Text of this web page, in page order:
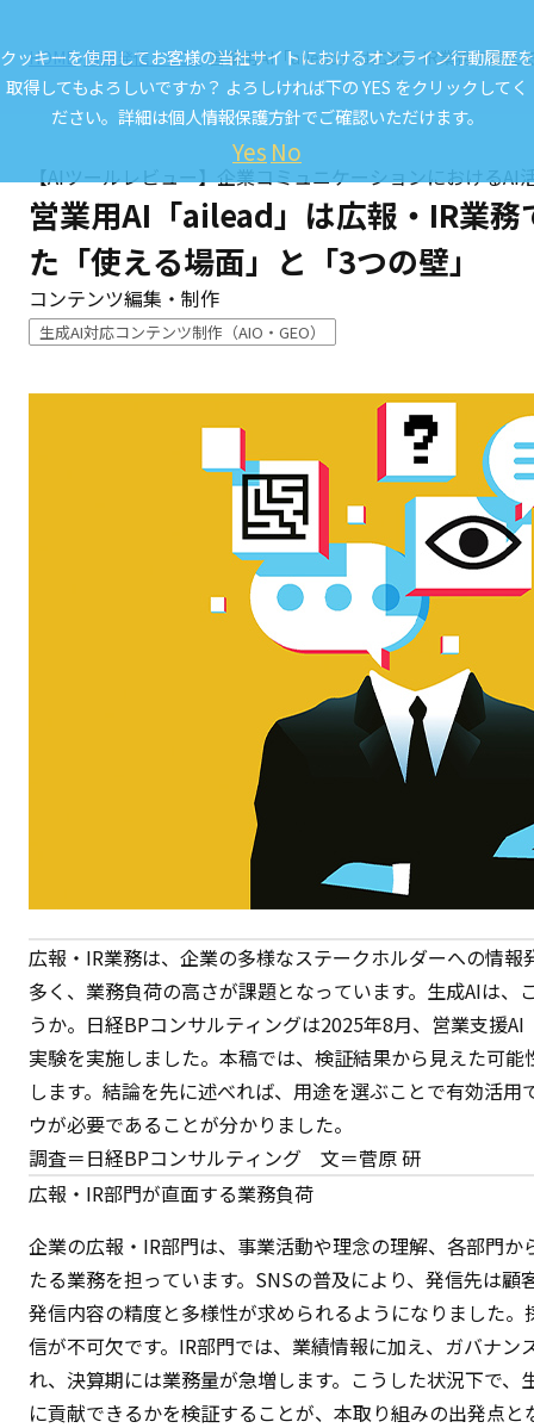
HOME 情報発信／CCL. 営業用AI「ailead」は広報・IR業務で使え
【AIツールレビュー】企業コミュニケーションにおけるAI
営業用AI「ailead」は広報・IR業務
た「使える場面」と「3つの壁」
コンテンツ編集・制作
生成AI対応コンテンツ制作（AIO・GEO）
広報・IR業務は、企業の多様なステークホルダーへの情
多く、業務負荷の高さが課題となっています。生成AIは
うか。日経BPコンサルティングは2025年8月、営業支援
実験を実施しました。本稿では、検証結果から見えた可
します。結論を先に述べれば、用途を選ぶことで有効活
ウが必要であることが分かりました。
調査＝日経BPコンサルティング 文＝菅原 研
広報・IR部門が直面する業務負荷
企業の広報・IR部門は、事業活動や理念の理解、各部門
たる業務を担っています。SNSの普及により、発信先は
発信内容の精度と多様性が求められるようになりました
信が不可欠です。IR部門では、業績情報に加え、ガバナ
れ、決算期には業務量が急増します。こうした状況下で
に貢献できるかを検証することが、本取り組みの出発点と
クッキーを使用してお客様の当社サイトにおけるオンライン行動履歴を
取得してもよろしいですか？ よろしければ下の YES をクリックしてく
ださい。詳細は個人情報保護方針でご確認いただけます。
Yes No